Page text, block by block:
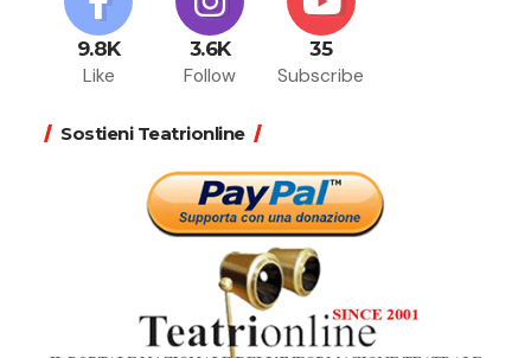
9.8K
Like
3.6K
Follow
35
Subscribe
Sostieni Teatrionline